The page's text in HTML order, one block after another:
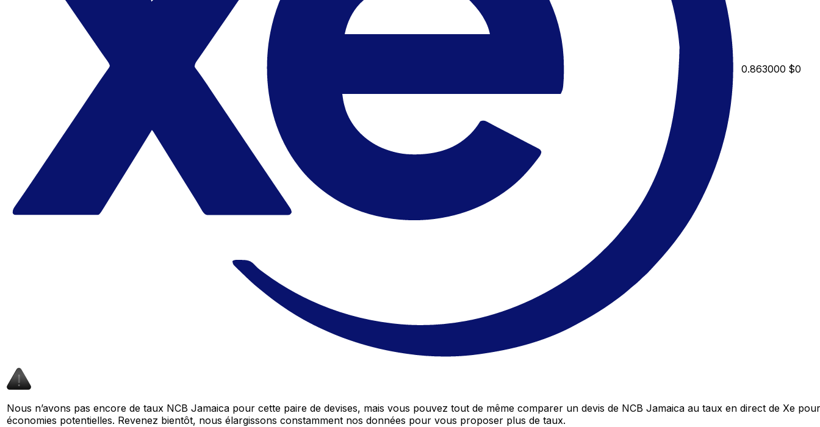
0.863000 $0
Nous n’avons pas encore de taux NCB Jamaica pour cette paire de devises, mais vous pouvez tout de même comparer un devis de NCB Jamaica au taux en direct de Xe
économies potentielles. Revenez bientôt, nous élargissons constamment nos données pour vous proposer plus de taux.